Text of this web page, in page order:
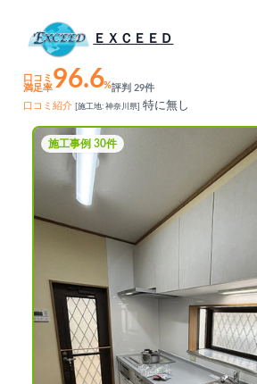
ＥＸＣＥＥＤ
口コミ
満足率96.6%評判 29件
口コミ紹介
[施工地: 神奈川県] 特に無し
施工事例 30件